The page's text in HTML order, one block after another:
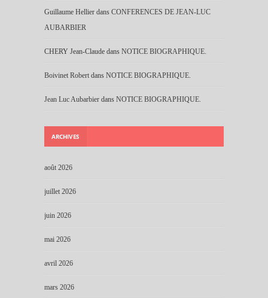
Guillaume Hellier dans CONFERENCES DE JEAN-LUC
AUBARBIER
CHERY Jean-Claude dans NOTICE BIOGRAPHIQUE.
Boivinet Robert dans NOTICE BIOGRAPHIQUE.
Jean Luc Aubarbier dans NOTICE BIOGRAPHIQUE.
ARCHIVES
août 2026
juillet 2026
juin 2026
mai 2026
avril 2026
mars 2026